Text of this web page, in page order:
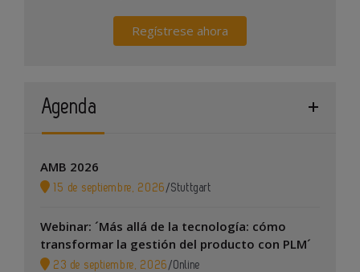
Regístrese ahora
Agenda
AMB 2026
15 de septiembre, 2026 /Stuttgart
Webinar: ´Más allá de la tecnología: cómo
transformar la gestión del producto con PLM´
23 de septiembre, 2026 /Online